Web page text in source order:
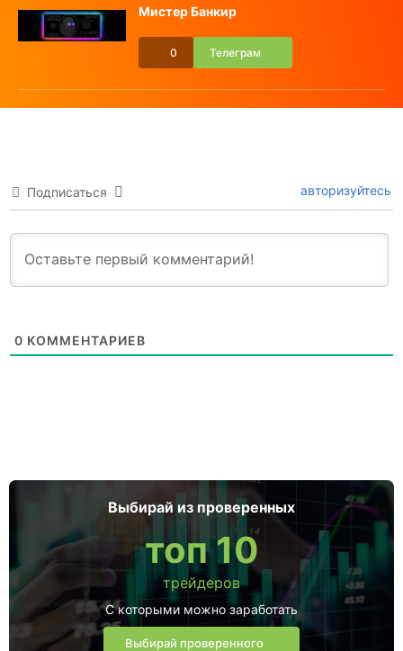
Мистер Банкир
0 Телеграм
Подписаться авторизуйтесь
0 КОММЕНТАРИЕВ
Выбирай из проверенных
топ 10
трейдеров
С которыми можно заработать
Выбирай проверенного